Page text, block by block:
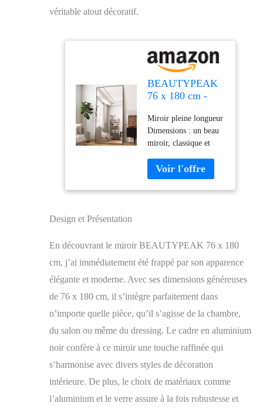
véritable atout décoratif.
BEAUTYPEAK
76 x 180 cm -
Pied - À
Suspendre ou
s'appuyer Contre
Le Mur - Grand
Miroir de Sol
avec Support -
pour Chambre à
Miroir pleine longueur
Dimensions : un beau
miroir, classique et
tailles au choix, grand
miroir sur pied pour
que vous puissiez
clairement Imagerie
incassable : le miroir
mural utilise une
nouvelle
nanotechnologie pour
l'imagerie HD, il n'est
pas fragile. Le miroir
léger et fin et peut être
installé par une seule
personne Multifonction
longueur peut être
Design et Présentation
En découvrant le miroir BEAUTYPEAK 76 x 180
cm, j’ai immédiatement été frappé par son apparence
élégante et moderne. Avec ses dimensions généreuses
de 76 x 180 cm, il s’intègre parfaitement dans
n’importe quelle pièce, qu’il s’agisse de la chambre,
du salon ou même du dressing. Le cadre en aluminium
noir confère à ce miroir une touche raffinée qui
s’harmonise avec divers styles de décoration
intérieure. De plus, le choix de matériaux comme
l’aluminium et le verre assure à la fois robustesse et